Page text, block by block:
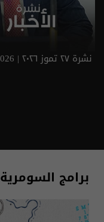
نشرة ٢٧ تموز ٢٠٢٦ | 2026
برامج السومرية